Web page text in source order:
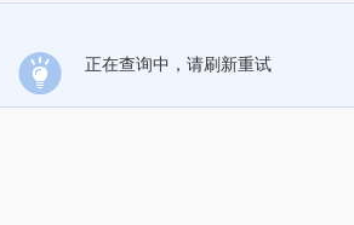
正在查询中，请刷新重试